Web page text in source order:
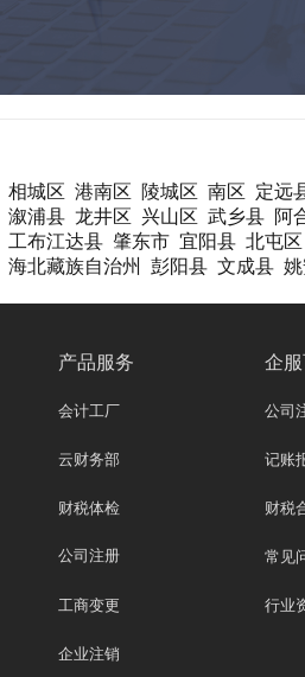
相城区 港南区 陵城区 南区 定远
溆浦县 龙井区 兴山区 武乡县 阿
工布江达县 肇东市 宜阳县 北屯区
海北藏族自治州 彭阳县 文成县
产品服务
会计工厂
云财务部
财税体检
公司注册
工商变更
企业注销
企
公司
记账
财税
常见
行业